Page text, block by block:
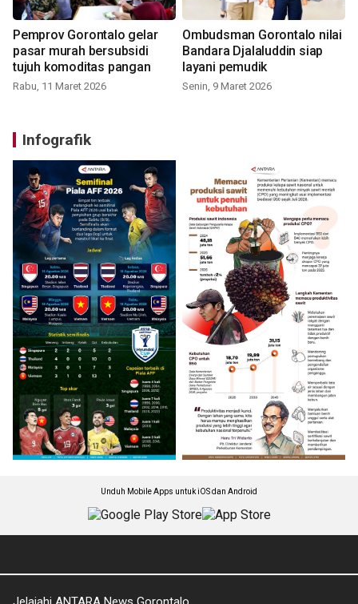
Pemprov Gorontalo gelar
pasar murah bersubsidi
tujuh komoditas pangan
Rabu, 11 Maret 2026
Ombudsman Gorontalo nilai
Bandara Djalaluddin siap
layani pemudik
Senin, 9 Maret 2026
Infografik
Unduh Mobile Apps untuk iOS dan Android